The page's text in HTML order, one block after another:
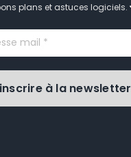
plans et astuces logiciels.
à la newsletter